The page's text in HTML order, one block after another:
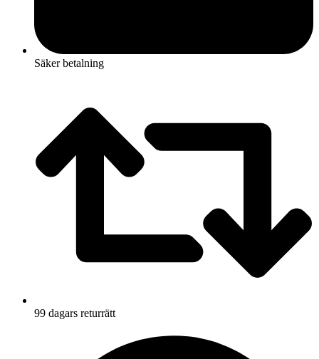
Säker betalning
99 dagars returrätt